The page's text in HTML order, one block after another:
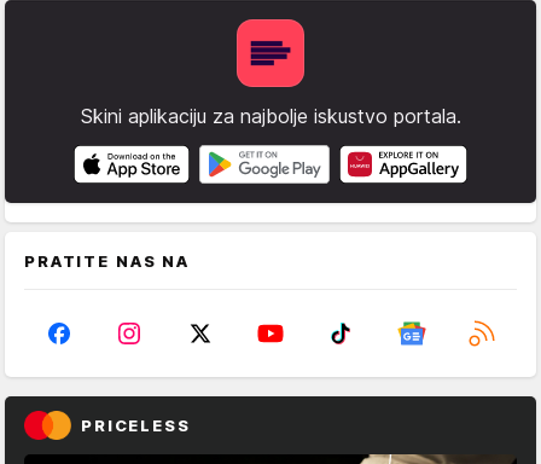
Skini aplikaciju za najbolje iskustvo portala.
PRATITE NAS NA
PRICELESS